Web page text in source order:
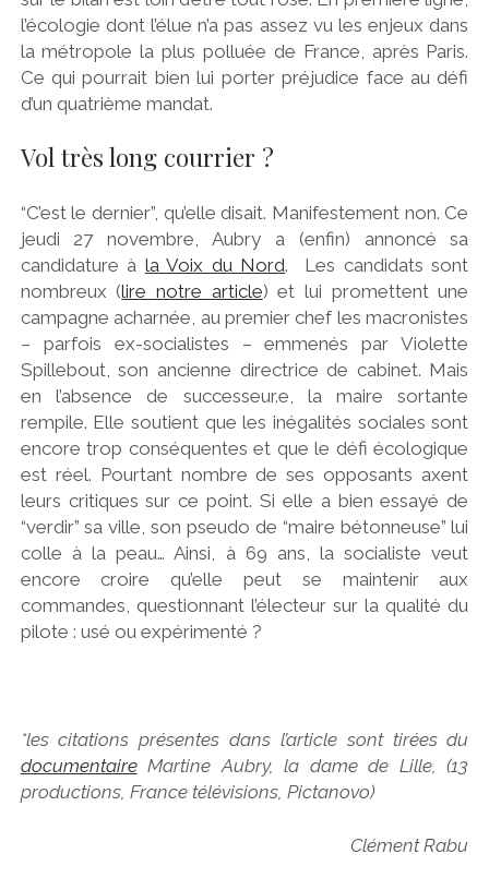
l’écologie dont l’élue n’a pas assez vu les enjeux dans
la métropole la plus polluée de France, après Paris.
Ce qui pourrait bien lui porter préjudice face au défi
d’un quatrième mandat.
Vol très long courrier ?
“C’est le dernier”, qu’elle disait. Manifestement non. Ce
jeudi 27 novembre, Aubry a (enfin) annoncé sa
candidature à la Voix du Nord. Les candidats sont
nombreux (lire notre article) et lui promettent une
campagne acharnée, au premier chef les macronistes
– parfois ex-socialistes – emmenés par Violette
Spillebout, son ancienne directrice de cabinet. Mais
en l’absence de successeur.e, la maire sortante
rempile. Elle soutient que les inégalités sociales sont
encore trop conséquentes et que le défi écologique
est réel. Pourtant nombre de ses opposants axent
leurs critiques sur ce point. Si elle a bien essayé de
“verdir” sa ville, son pseudo de “maire bétonneuse” lui
colle à la peau… Ainsi, à 69 ans, la socialiste veut
encore croire qu’elle peut se maintenir aux
commandes, questionnant l’électeur sur la qualité du
pilote : usé ou expérimenté ?
*les citations présentes dans l’article sont tirées du
documentaireMartine Aubry, la dame de Lille, (13
productions, France télévisions, Pictanovo)
Clément Rabu